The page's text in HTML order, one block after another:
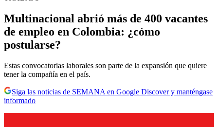
Multinacional abrió más de 400 vacantes
de empleo en Colombia: ¿cómo
postularse?
Estas convocatorias laborales son parte de la expansión que quiere
tener la compañía en el país.
Siga las noticias de SEMANA en Google Discover y manténgase
informado